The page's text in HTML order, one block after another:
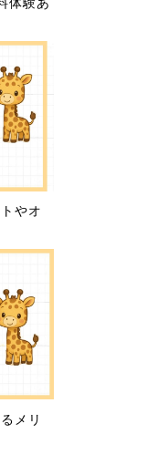
体験あ
やオ
メリ